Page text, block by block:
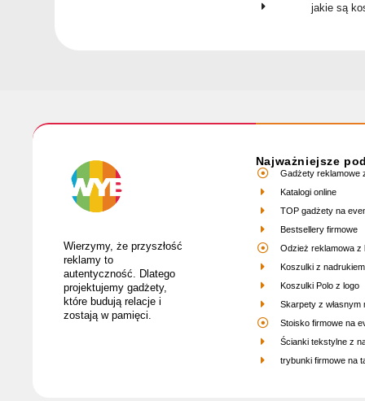
jakie są
Wierzymy, że przyszłość
reklamy to
autentyczność. Dlatego
projektujemy gadżety,
które budują relacje i
zostają w pamięci.
Najważniejsze
Gadżety reklamowe
Katalogi online
TOP gadżety na
Bestsellery firmowe
Odzież reklamowa z
Koszulki z
Koszulki Polo z logo
Skarpety z własnym
Stoisko firmowe na
Ścianki tekstylne z
trybunki firmowe na